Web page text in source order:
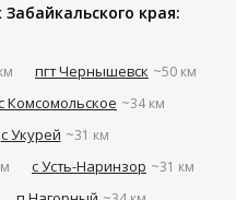
края:
пгт Чернышевск ~50 км
с Комсомольское ~34 км
с Укурей ~31 км
с Усть-Наринзор ~31 км